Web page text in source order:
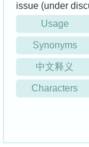
issue (under
Usage
Synonyms
中文释义
Characters